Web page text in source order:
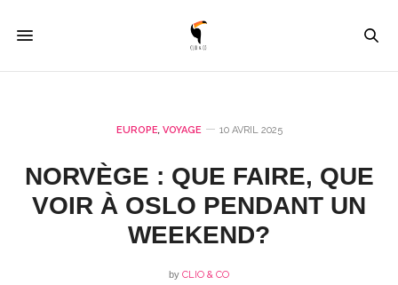
EUROPE, VOYAGE 10 AVRIL 2025
NORVÈGE : QUE FAIRE, QUE
VOIR À OSLO PENDANT UN
WEEKEND?
by CLIO & CO